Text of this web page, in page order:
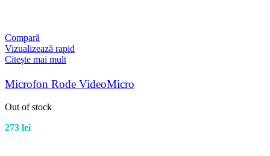
Compară
Vizualizează rapid
Citește mai mult
Microfon Rode VideoMicro
Out of stock
273 lei